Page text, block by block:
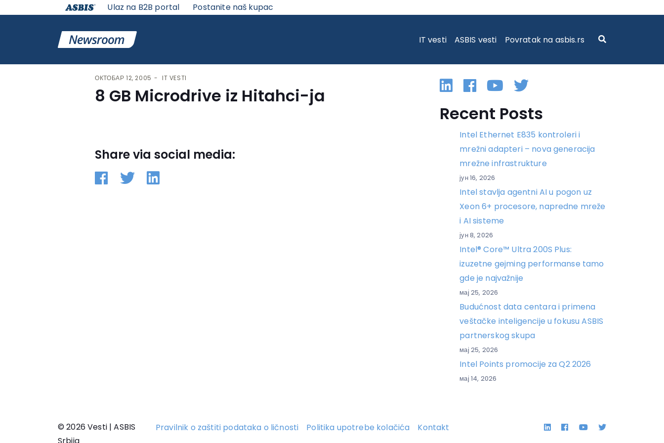
Ulaz na B2B portal Postanite naš kupac
IT vesti ASBIS vesti Povratak na asbis.rs
ОКТОБАР 12, 2005 IT VESTI
8 GB Microdrive iz Hitahci-ja
Share via social media:
Linkedin
Facebook
YouTube
Twitter
Recent Posts
Intel Ethernet E835 kontroleri i
mrežni adapteri – nova generacija
mrežne infrastrukture
јун 16, 2026
Intel stavlja agentni AI u pogon uz
Xeon 6+ procesore, napredne mreže
i AI sisteme
јун 8, 2026
Intel® Core™ Ultra 200S Plus:
izuzetne gejming performanse tamo
gde je najvažnije
мај 25, 2026
Budućnost data centara i primena
veštačke inteligencije u fokusu ASBIS
partnerskog skupa
мај 25, 2026
Intel Points promocije za Q2 2026
мај 14, 2026
© 2026 Vesti | ASBIS
Pravilnik o zaštiti podataka o ličnosti Politika upotrebe kolačića Kontakt LinkedinFacebook
YouTubeTwitter